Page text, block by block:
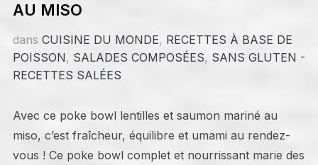
AU MISO
dans CUISINE DU MONDE, RECETTES À BASE DE
POISSON, SALADES COMPOSÉES, SANS GLUTEN -
RECETTES SALÉES
Avec ce poke bowl lentilles et saumon mariné au
miso, c’est fraîcheur, équilibre et umami au rendez-
vous ! Ce poke bowl complet et nourrissant marie des